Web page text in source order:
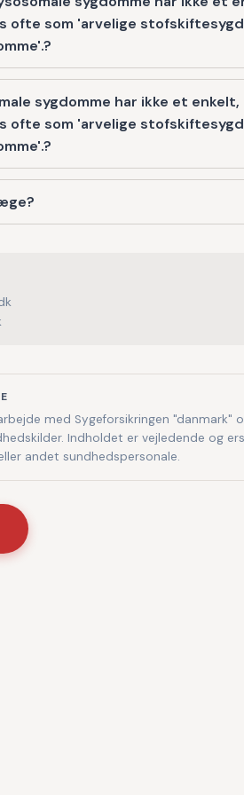
ofte som 'arvelige
sygdomme har ikke et enkelt,
ofte som 'arvelige
med Sygeforsikringen "danmark"
Indholdet er vejledende og
andet sundhedspersonale.